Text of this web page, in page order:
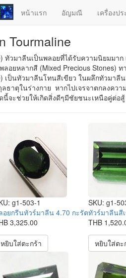
หน้าแรก อัญมณี เครื่องป
Tourmaline
ทัวมาลีนเป็นพลอยที่ได้รับความนิยมม
อยหลากสี (Mixed Precious Stones)
เป็นทัวมาลีนโทนสีเขียว ในผลึกทัวมาลี
ธาตุในร่างกาย หากไปเจรจาตกลงคว
จะช่วยให้เกิดสิ่งดีๆมีชัยชนะเหนือคู่ต่อสู้
g1-503-1
อยกรีนทัวร์มาลีน 4.70 กะรัต
3,325.00
หยิบใส่ตะกร้า
SKU: g1-
ทัวร์มาลีนสี
THB
หยิบใส่ตะ